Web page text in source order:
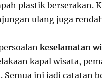
plastik berserakan.
ulang juga
keselamatan
kapal wisata,
Semua ini jadi catatan